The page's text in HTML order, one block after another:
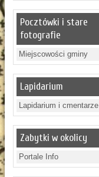
Pocztówki i stare
fotografie
Miejscowości gminy
Lapidarium
Lapidarium i cmentarze
Zabytki w okolicy
Portale Info